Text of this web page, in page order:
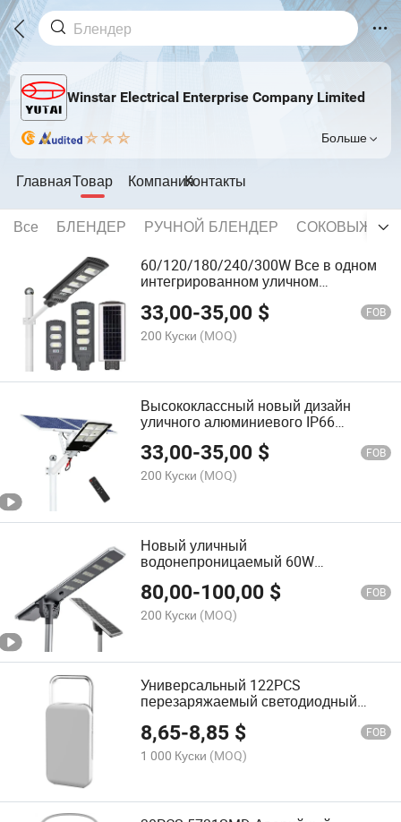
Winstar Electrical Enterprise Company Limited
Больше
ГлавнаяТовар КомпанияКонтакты
Все БЛЕНДЕР РУЧНОЙ БЛЕНДЕР
60/120/180/240/300W Все в одном
интегрированном уличном
33,00-35,00 $ FOB
200 Куски (MOQ)
Высококлассный новый дизайн
уличного алюминиевого IP66
водонепроницаемого 100W 200W
300W 400W солнечного
светодиодного фонаря
33,00-35,00 $ FOB
200 Куски (MOQ)
Новый уличный
водонепроницаемый 60W
интегрированный светодиодный
солнечный фонарь
80,00-100,00 $ FOB
200 Куски (MOQ)
Универсальный 122PCS
перезаряжаемый светодиодный
профессионального использования
8,65-8,85 $ FOB
1 000 Куски (MOQ)